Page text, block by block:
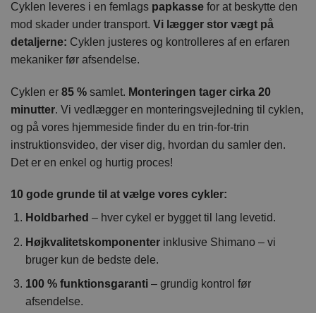
Cyklen leveres i en femlags papkasse for at beskytte den
mod skader under transport. Vi lægger stor vægt på
detaljerne: Cyklen justeres og kontrolleres af en erfaren
mekaniker før afsendelse.
Cyklen er 85 % samlet. Monteringen tager cirka 20
minutter. Vi vedlægger en monteringsvejledning til cyklen,
og på vores hjemmeside finder du en trin-for-trin
instruktionsvideo, der viser dig, hvordan du samler den.
Det er en enkel og hurtig proces!
10 gode grunde til at vælge vores cykler:
Holdbarhed – hver cykel er bygget til lang levetid.
Højkvalitetskomponenterinklusive Shimano – vi
bruger kun de bedste dele.
100 % funktionsgaranti– grundig kontrol før
afsendelse.